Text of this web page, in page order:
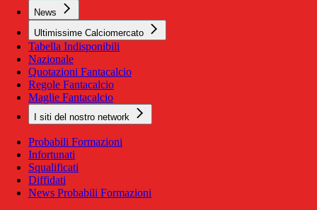
News
Ultimissime Calciomercato
Tabella Indisponibili
Nazionale
Quotazioni Fantacalcio
Regole Fantacalcio
Maglie Fantacalcio
I siti del nostro network
Probabili Formazioni
Infortunati
Squalificati
Diffidati
News Probabili Formazioni